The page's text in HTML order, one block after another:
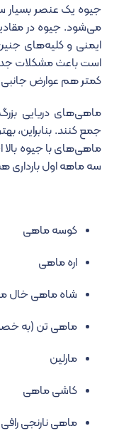
جیوه یک عنصر بسیار
می‌شود. جیوه در
ایمنی و کلیه‌های
است باعث مشکلات
کمتر هم عوارض جانبی
ماهی‌های دریایی
جمع کنند. بنابراین،
ماهی‌های با جیوه
سه ماهه اول بارداری
کوسه ماهی
اره ماهی
شاه ماهی خال
ماهی تن (به
مارلین
کاشی ماهی
ماهی نارنجی رافی